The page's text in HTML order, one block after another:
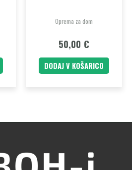
Oprema za dom
50,00 €
DODAJ V KOŠARICO